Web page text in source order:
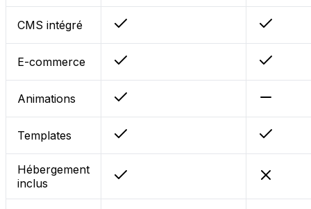
CMS intégré
E-commerce
Animations
Templates
Hébergement
inclus